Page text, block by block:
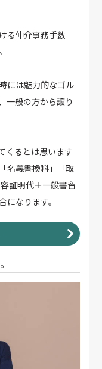
る仲介事務手数
には魅力的なゴル
一般の方から譲り
くるとは思います
名義書換料」「取
証明代＋一般書留
なります。